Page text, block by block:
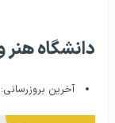
دانشگاه هنر
آخرین بروزرسانی: